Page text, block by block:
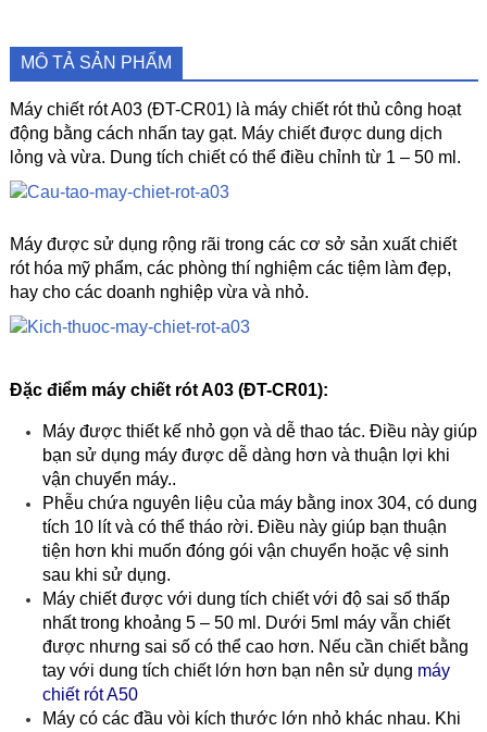
MÔ TẢ SẢN PHẨM
Máy chiết rót A03 (ĐT-CR01) là máy chiết rót thủ công hoạt
động bằng cách nhấn tay gạt. Máy chiết được dung dịch
lỏng và vừa. Dung tích chiết có thể điều chỉnh từ 1 – 50 ml.
Máy được sử dụng rộng rãi trong các cơ sở sản xuất chiết
rót hóa mỹ phẩm, các phòng thí nghiệm các tiệm làm đẹp,
hay cho các doanh nghiệp vừa và nhỏ.
Đặc điểm máy chiết rót A03 (ĐT-CR01):
Máy được thiết kế nhỏ gọn và dễ thao tác. Điều này giúp
bạn sử dụng máy được dễ dàng hơn và thuận lợi khi
vận chuyển máy..
Phễu chứa nguyên liệu của máy bằng inox 304, có dung
tích 10 lít và có thể tháo rời. Điều này giúp bạn thuận
tiện hơn khi muốn đóng gói vận chuyển hoặc vệ sinh
sau khi sử dụng.
Máy chiết được với dung tích chiết với độ sai số thấp
nhất trong khoảng 5 – 50 ml. Dưới 5ml máy vẫn chiết
được nhưng sai số có thể cao hơn. Nếu cần chiết bằng
tay với dung tích chiết lớn hơn bạn nên sử dụng máy
chiết rót A50
Máy có các đầu vòi kích thước lớn nhỏ khác nhau. Khi